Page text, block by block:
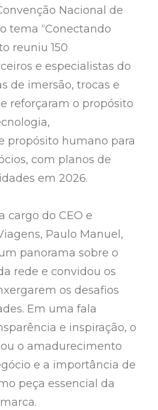
Nacional de
tema “Conectando
reuniu 150
e especialistas do
de imersão, trocas e
reforçaram o propósito
propósito humano para
com planos de
em 2026.
cargo do CEO e
Paulo Manuel,
panorama sobre o
rede e convidou os
os desafios
Em uma fala
e inspiração, o
o amadurecimento
e a importância de
peça essencial da